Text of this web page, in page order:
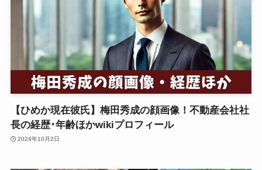
【ひめか現在彼氏】梅田秀成の顔画像！不動産会社社
長の経歴･年齢ほかwikiプロフィール
2024年10月2日